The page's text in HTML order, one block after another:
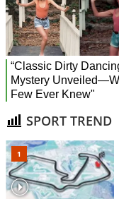
SPORT TREND